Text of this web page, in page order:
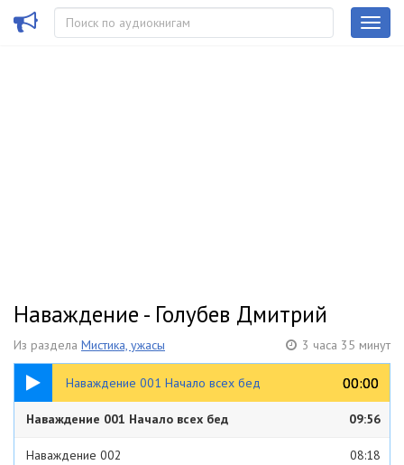
Наваждение - Голубев Дмитрий
Из раздела Мистика, ужасы 3 часа 35 минут
Наваждение 001 Начало всех бед 00:00
00:00
09:56
Наваждение 001 Начало всех бед 09:56
Наваждение 002 08:18